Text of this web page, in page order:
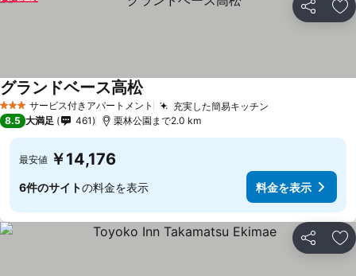
シェア お
3 ホテルのランク
サービス付きアパートメント 充実した簡易キッチン
グランドベース高松
8.5 大満足 461 栗林公園まで2.0 km
最安値 ￥14,176
6件のサイトの料金を表示 料金を表示
シェア お